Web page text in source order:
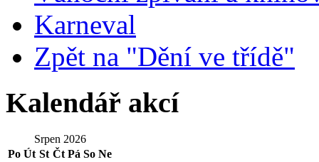
Karneval
Zpět na "Dění ve třídě"
Kalendář akcí
Srpen 2026
Po Út St Čt Pá So Ne